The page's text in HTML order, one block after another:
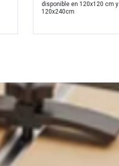
disponible en 120x120 cm y
120x240cm